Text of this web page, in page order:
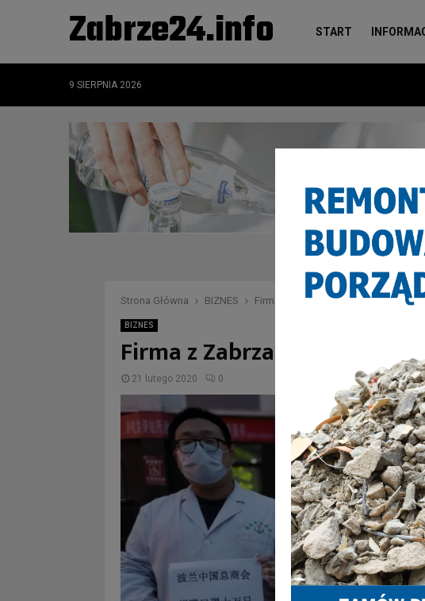
Zabrze24.info START
9 SIERPNIA 2026
Strona Główna BIZNES Firma z Zabrza wysłała 100 tysięcy
BIZNES
Firma z Zabrza wysłała 100
21 lutego 2020 0